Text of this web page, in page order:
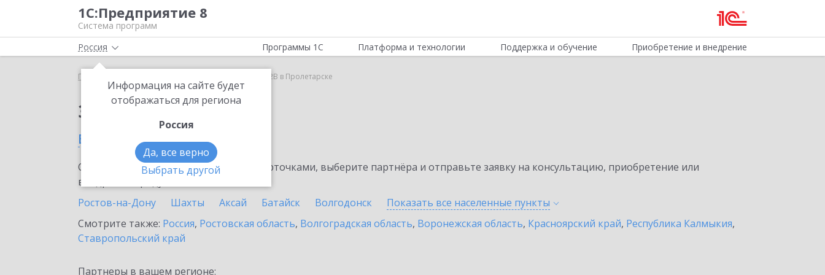
1С:Предприятие 8
Система программ
Россия
Информация на сайте будет
отображаться для региона
Россия
Да, все верно
Выбрать другой
Программы 1С Платформа и технологии Поддержка и обучение Приобретение и внедрение
Главная 1С:СБП B2B в Пролетарске
Заказать 1С:СБП B2B
в Пролетарске
Ознакомьтесь с информационными карточками, выберите партнёра и отправьте заявку на консультацию, приобретение или
внедрение продукта.
Ростов-на-Дону
Шахты Аксай Батайск Волгодонск Показать все населенные пункты
Смотрите также: Россия, Ростовская область, Волгоградская область, Воронежская область, Красноярский край, Республика Калмыкия,
Ставропольский край
Партнеры в вашем регионе: